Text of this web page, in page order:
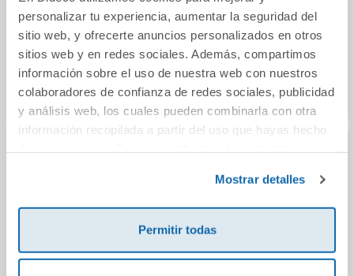
personalizar tu experiencia, aumentar la seguridad del
sitio web, y ofrecerte anuncios personalizados en otros
sitios web y en redes sociales. Además, compartimos
información sobre el uso de nuestra web con nuestros
colaboradores de confianza de redes sociales, publicidad
y análisis web, los cuales pueden combinarla con otra
información recopilada a partir del uso que hayas hecho
Mostrar detalles
Permitir todas
Comprar
El caso del cuadro
misterioso
8,50€
Comprar